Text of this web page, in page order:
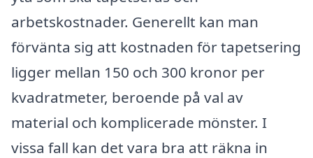
arbetskostnader. Generellt kan man
förvänta sig att kostnaden för tapetsering
ligger mellan 150 och 300 kronor per
kvadratmeter, beroende på val av
material och komplicerade mönster. I
vissa fall kan det vara bra att räkna in